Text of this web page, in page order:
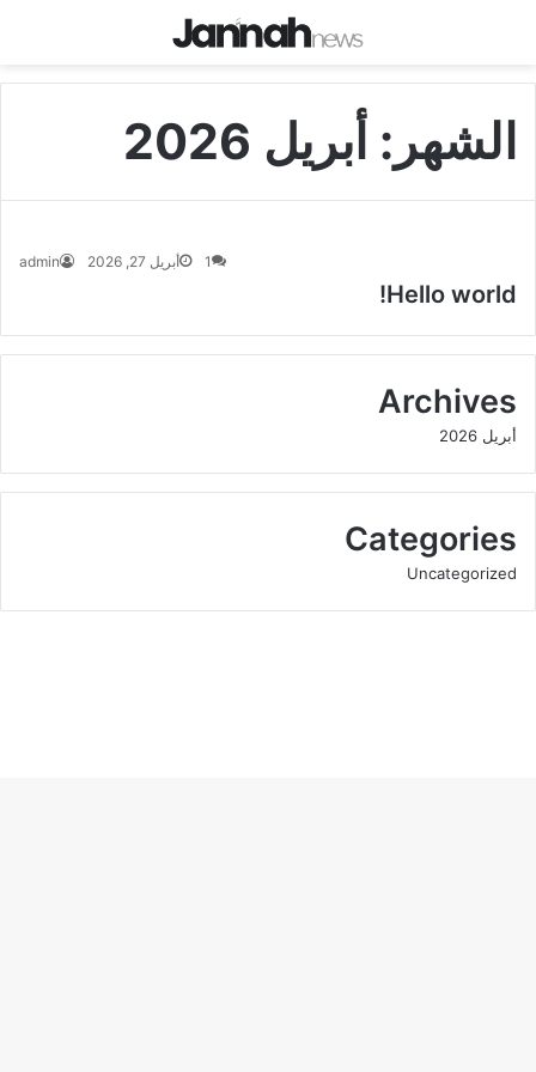
الشهر: أبريل 2026
admin أبريل 27, 2026 1
Hello world!
Archives
أبريل 2026
Categories
Uncategorized